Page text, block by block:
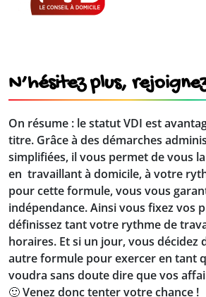
N’hésitez plus,
On résume : le statut VDI est
titre. Grâce à des démarches
simplifiées, il vous permet de vous
en travaillant à domicile, à votre
pour cette formule, vous vous
indépendance. Ainsi vous fixez vos
définissez tant votre rythme de
horaires. Et si un jour, vous décidez
autre formule pour exercer en tant
voudra sans doute dire que vos
🙂 Venez donc tenter votre chance !